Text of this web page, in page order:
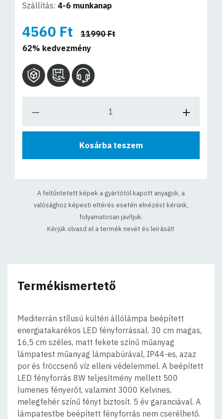
Szállítás: 4-6 munkanap
4560 Ft
11990 Ft
62% kedvezmény
Kosárba teszem
A feltűntetett képek a gyártótól kapott anyagok, a
valósághoz képesti eltérés esetén elnézést kérünk,
folyamatosan javítjuk.
Kérjük olvasd el a termék nevét és leírását!
Termékismertető
Mediterrán stílusú kültéri állólámpa beépített
energiatakarékos LED fényforrással. 30 cm magas,
16,5 cm széles, matt fekete színű műanyag
lámpatest műanyag lámpabúrával, IP44-es, azaz
por és fröccsenő víz elleni védelemmel. A beépített
LED fényforrás 8W teljesítmény mellett 500
lumenes fényerőt, valamint 3000 Kelvines,
melegfehér színű fényt biztosít. 5 év garanciával. A
lámpatestbe beépített fényforrás nem cserélhető.